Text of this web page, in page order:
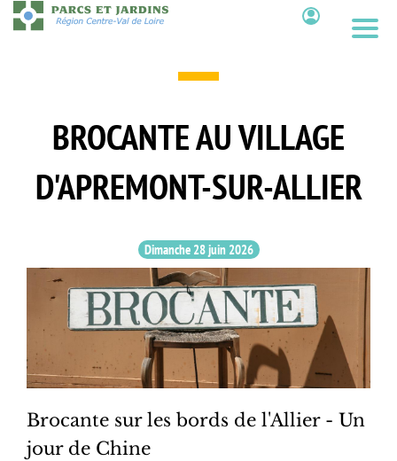
Aller
au
BROCANTE AU VILLAGE
D'APREMONT-SUR-ALLIER
Dimanche 28 juin 2026
Brocante sur les bords de l'Allier - Un
jour de Chine